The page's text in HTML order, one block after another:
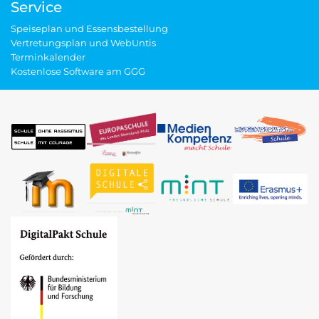
Service
Speiseplan und Essensbestellung
Vertretungsplan und WebUntis
Terminkalender
Kostenlose Software am GGG